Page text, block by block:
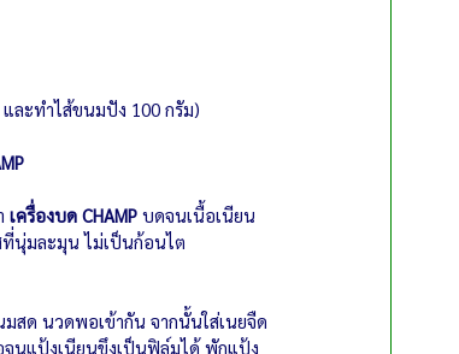
ละทำไส้ขนมปัง 100 กรัม)
เครื่องบด CHAMP บดจนเนื้อเนียน
นุ่มละมุน ไม่เป็นก้อนไต
สด นวดพอเข้ากัน จากนั้นใส่เนยจืด
นแป้งเนียนขึงเป็นฟิล์มได้ พักแป้ง